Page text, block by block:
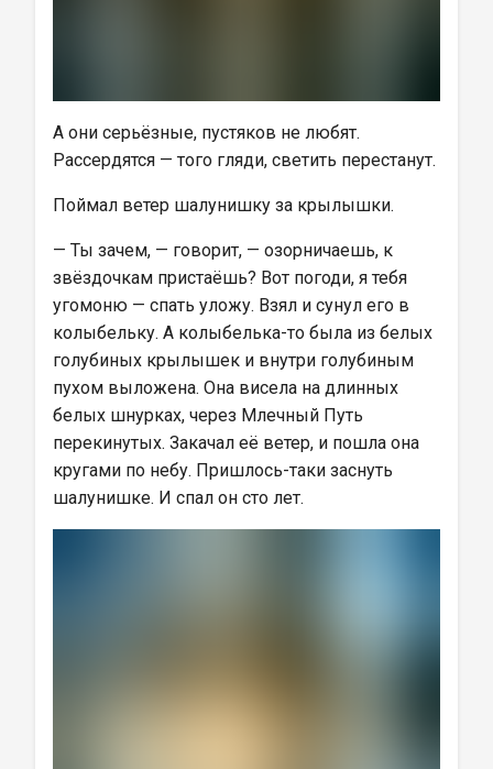
А они серьёзные, пустяков не любят.
Рассердятся — того гляди, светить перестанут.
Поймал ветер шалунишку за крылышки.
— Ты зачем, — говорит, — озорничаешь, к
звёздочкам пристаёшь? Вот погоди, я тебя
угомоню — спать уложу. Взял и сунул его в
колыбельку. А колыбелька-то была из белых
голубиных крылышек и внутри голубиным
пухом выложена. Она висела на длинных
белых шнурках, через Млечный Путь
перекинутых. Закачал её ветер, и пошла она
кругами по небу. Пришлось-таки заснуть
шалунишке. И спал он сто лет.